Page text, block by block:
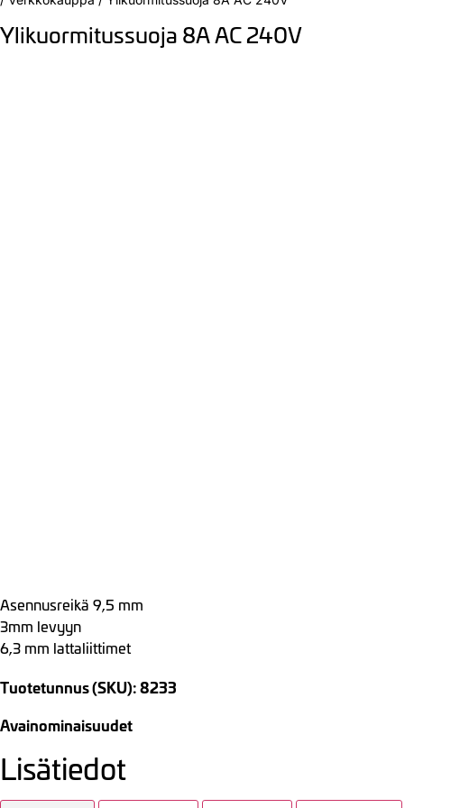
Ylikuormitussuoja 8A AC 240V
Asennusreikä 9,5 mm
3mm levyyn
6,3 mm lattaliittimet
Tuotetunnus (SKU): 8233
Avainominaisuudet
Lisätiedot